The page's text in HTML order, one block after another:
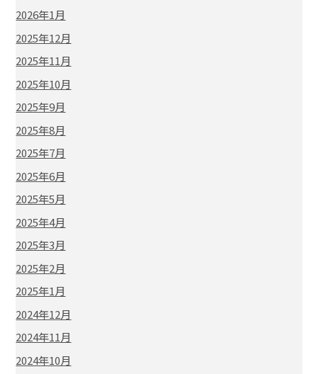
2026年1月
2025年12月
2025年11月
2025年10月
2025年9月
2025年8月
2025年7月
2025年6月
2025年5月
2025年4月
2025年3月
2025年2月
2025年1月
2024年12月
2024年11月
2024年10月